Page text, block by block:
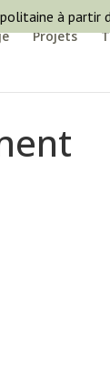
Projets
à partir